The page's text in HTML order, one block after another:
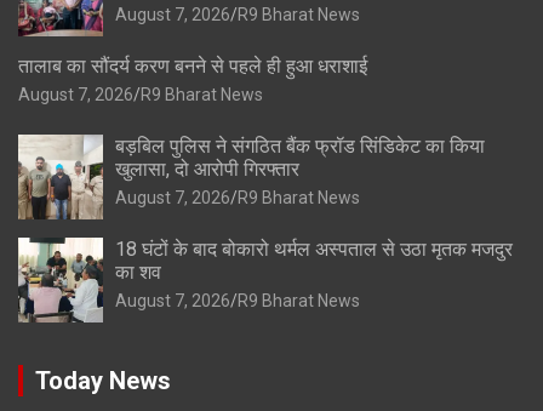
August 7, 2026 R9 Bharat News
तालाब का सौंदर्य करण बनने से पहले ही हुआ धराशाई
August 7, 2026 R9 Bharat News
बड़बिल पुलिस ने संगठित बैंक फ्रॉड सिंडिकेट का किया
खुलासा, दो आरोपी गिरफ्तार
August 7, 2026 R9 Bharat News
18 घंटों के बाद बोकारो थर्मल अस्पताल से उठा मृतक मजदुर
का शव
August 7, 2026 R9 Bharat News
Today News